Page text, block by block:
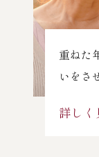
重ねた
いをさ
詳しく